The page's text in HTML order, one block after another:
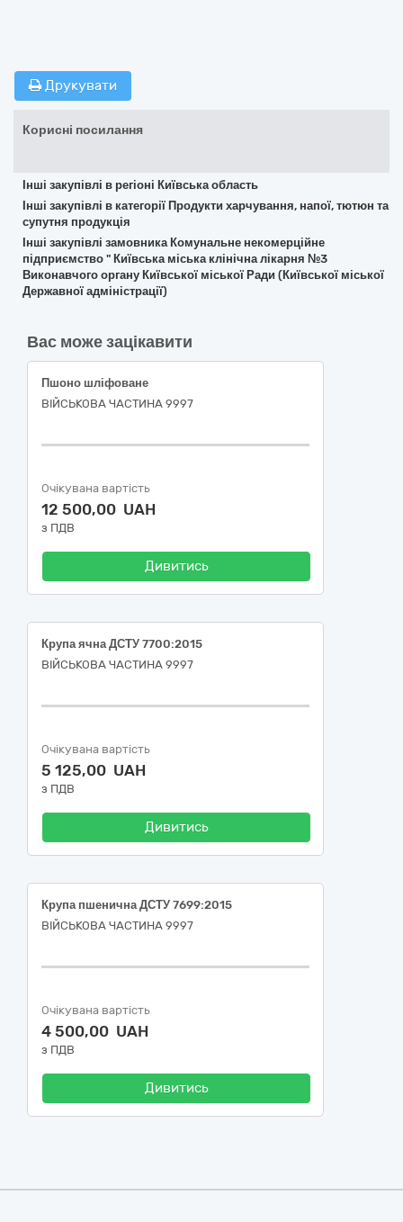
Друкувати
Корисні посилання
Інші закупівлі в регіоні Київська область
Інші закупівлі в категорії Продукти харчування, напої, тютюн та
супутня продукція
Інші закупівлі замовника Комунальне некомерційне
підприємство " Київська міська клінічна лікарня №3
Виконавчого органу Київської міської Ради (Київської міської
Державної адміністрації)
Вас може зацікавити
Пшоно шліфоване
ВІЙСЬКОВА ЧАСТИНА 9997
Очікувана вартість
12 500,00 UAH
з ПДВ
Дивитись
Крупа ячна ДСТУ 7700:2015
ВІЙСЬКОВА ЧАСТИНА 9997
Очікувана вартість
5 125,00 UAH
з ПДВ
Дивитись
Крупа пшенична ДСТУ 7699:2015
ВІЙСЬКОВА ЧАСТИНА 9997
Очікувана вартість
4 500,00 UAH
з ПДВ
Дивитись